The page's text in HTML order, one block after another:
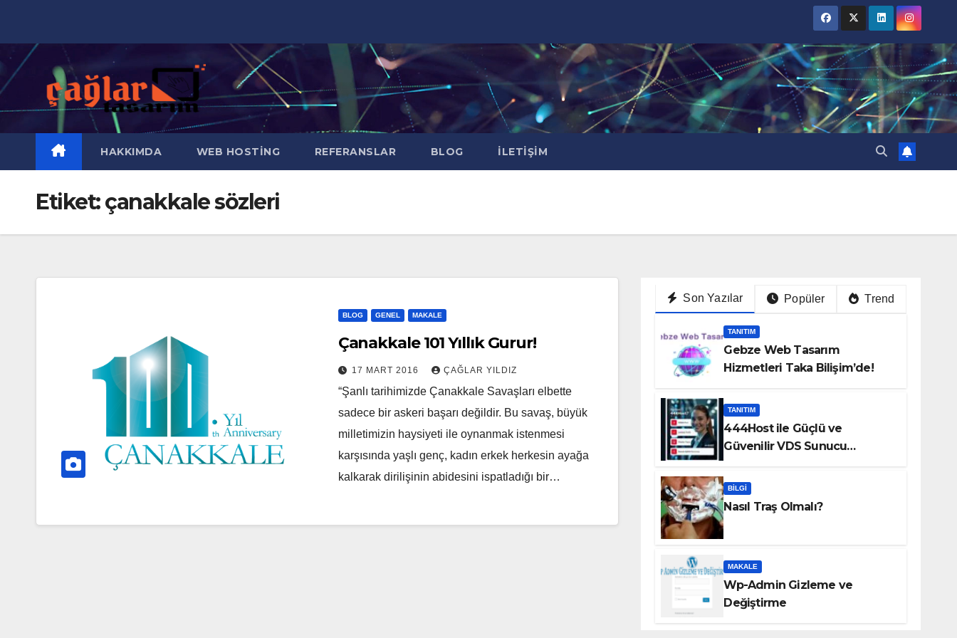
content
HAKKIMDA WEB HOSTING REFERANSLAR BLOG İLETIŞIM
Etiket:çanakkale sözleri
BLOG GENEL MAKALE
Çanakkale 101 Yıllık Gurur!
17 MART 2016 ÇAĞLAR YILDIZ
“Şanlı tarihimizde Çanakkale Savaşları elbette
sadece bir askeri başarı değildir. Bu savaş, büyük
milletimizin haysiyeti ile oynanmak istenmesi
karşısında yaşlı genç, kadın erkek herkesin ayağa
kalkarak dirilişinin abidesini ispatladığı bir…
Son Yazılar Popüler Trend
TANITIM
Gebze Web Tasarım
Hizmetleri Taka Bilişim’de!
TANITIM
444Host ile Güçlü ve
Güvenilir VDS Sunucu
BILGI
Nasıl Traş Olmalı?
MAKALE
Wp-Admin Gizleme ve
Değiştirme